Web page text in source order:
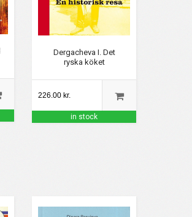
Dergacheva I. Det
ryska köket
226.00 kr.
in stock